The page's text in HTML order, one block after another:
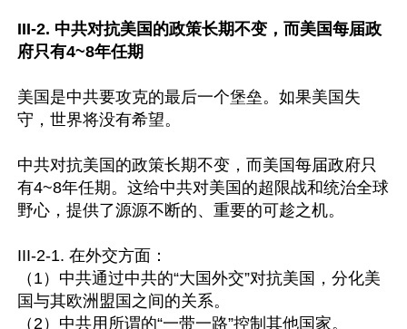
III-2. 中共对抗美国的政策长期不变，而美国每届政
府只有4~8年任期
美国是中共要攻克的最后一个堡垒。如果美国失
守，世界将没有希望。
中共对抗美国的政策长期不变，而美国每届政府只
有4~8年任期。这给中共对美国的超限战和统治全球
野心，提供了源源不断的、重要的可趁之机。
III-2-1. 在外交方面：
（1）中共通过中共的“大国外交”对抗美国，分化美
国与其欧洲盟国之间的关系。
（2）中共用所谓的“一带一路”控制其他国家。